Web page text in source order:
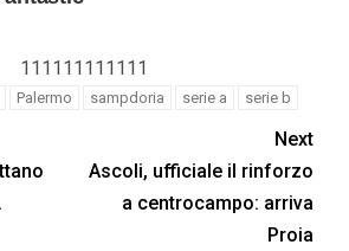
111111111111
Palermo sampdoria serie a serie b
Next
Ascoli, ufficiale il rinforzo
a centrocampo: arriva
Proia